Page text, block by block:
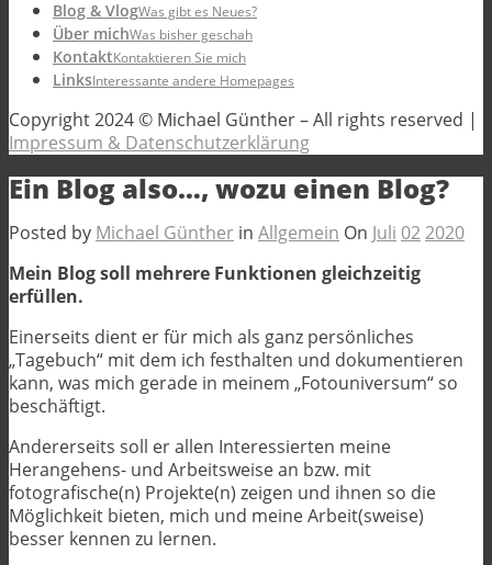
Blog & VlogWas gibt es Neues?
Über michWas bisher geschah
KontaktKontaktieren Sie mich
LinksInteressante andere Homepages
Copyright 2024 © Michael Günther – All rights reserved |
Impressum & Datenschutzerklärung
Ein Blog also…, wozu einen Blog?
Posted by Michael Günther in Allgemein On Juli 022020
Mein Blog soll mehrere Funktionen gleichzeitig
erfüllen.
Einerseits dient er für mich als ganz persönliches
„Tagebuch“ mit dem ich festhalten und dokumentieren
kann, was mich gerade in meinem „Fotouniversum“ so
beschäftigt.
Andererseits soll er allen Interessierten meine
Herangehens- und Arbeitsweise an bzw. mit
fotografische(n) Projekte(n) zeigen und ihnen so die
Möglichkeit bieten, mich und meine Arbeit(sweise)
besser kennen zu lernen.